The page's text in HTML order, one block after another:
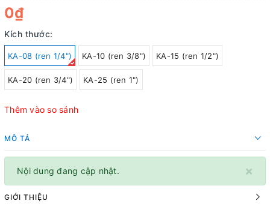
0₫
Kích thước:
KA-08 (ren 1/4") KA-10 (ren 3/8") KA-15 (ren 1/2")
KA-20 (ren 3/4") KA-25 (ren 1")
Thêm vào so sánh
MÔ TẢ
×
Nội dung đang cập nhật.
GIỚI THIỆU